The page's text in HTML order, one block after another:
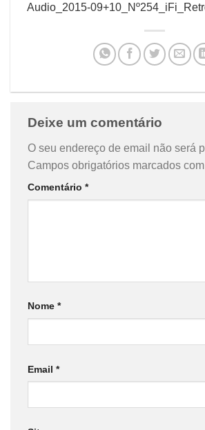
Audio_2015-
Deixe um comentário
O seu endereço de email não será
Campos obrigatórios marcados com
Comentário *
Nome *
Email *